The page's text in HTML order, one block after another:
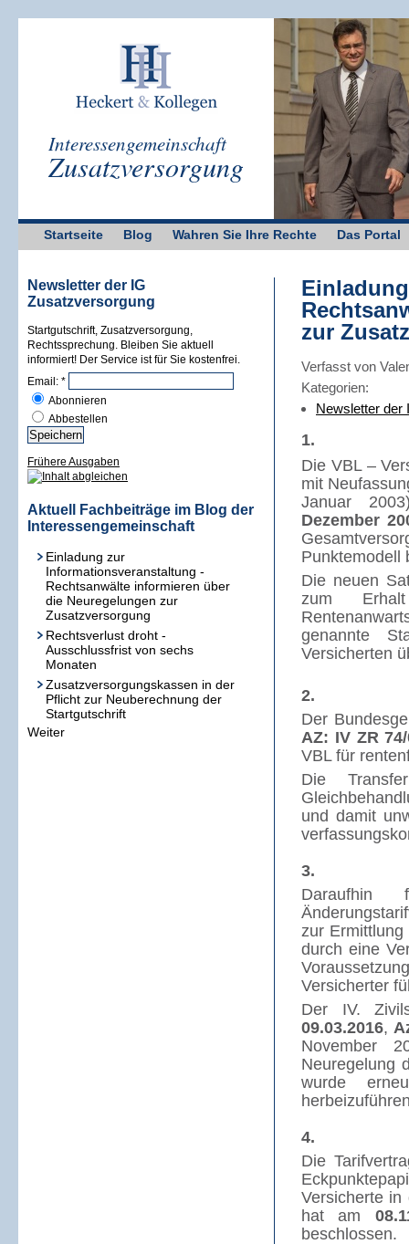
Interessengemeinschaft
Zusatzversorgung
Startseite Blog Wahren Sie Ihre Rechte Das Portal
Newsletter der IG
Zusatzversorgung
Startgutschrift, Zusatzversorgung,
Rechtssprechung. Bleiben Sie aktuell
informiert! Der Service ist für Sie kostenfrei.
Email: *
Abonnieren
Abbestellen
Frühere Ausgaben
Aktuell Fachbeiträge im Blog der
Interessengemeinschaft
Einladung zur
Informationsveranstaltung -
Rechtsanwälte informieren über
die Neuregelungen zur
Zusatzversorgung
Rechtsverlust droht -
Ausschlussfrist von sechs
Monaten
Zusatzversorgungskassen in der
Pflicht zur Neuberechnung der
Startgutschrift
Weiter
zur
Verfasst von
Kategorien:
Newsletter der
1.
Die VBL –
mit
Januar
Dezember
Punktemodell
Die neuen
zum
genannte
Versicherten
2.
Der
AZ: IV ZR
VBL für
Die
und damit
3.
Daraufhin
zur
durch eine
Versicherter
Der IV.
09.03.2016,
November
Neuregelung
wurde
4.
Die
Versicherte in
hat am
beschlossen.